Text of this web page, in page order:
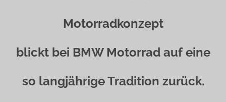
Motorradkonzept
blickt bei BMW Motorrad auf eine
so langjährige Tradition zurück.